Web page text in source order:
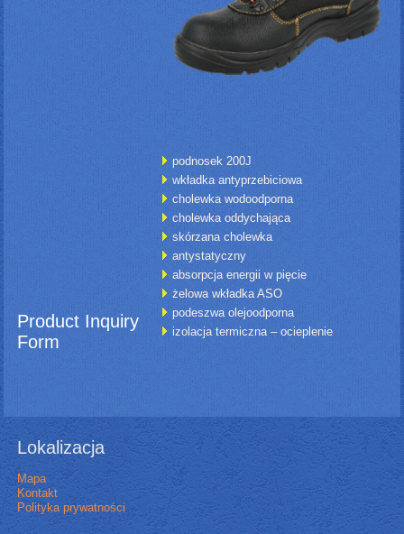
podnosek 200J
wkładka antyprzebiciowa
cholewka wodoodporna
cholewka oddychająca
skórzana cholewka
antystatyczny
absorpcja energii w pięcie
żelowa wkładka ASO
podeszwa olejoodporna
izolacja termiczna – ocieplenie
Product Inquiry
Form
Lokalizacja
Mapa
Kontakt
Polityka prywatności